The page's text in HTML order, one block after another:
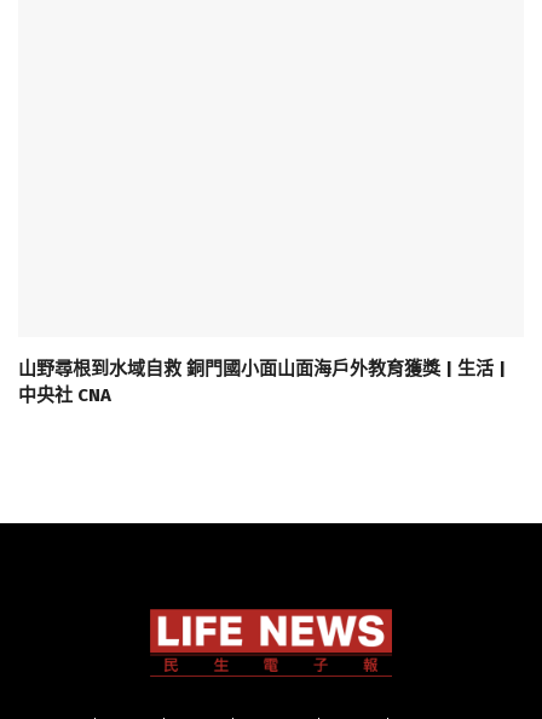
山野尋根到水域自救 銅門國小面山面海戶外教育獲獎 | 生活 |
中央社 CNA